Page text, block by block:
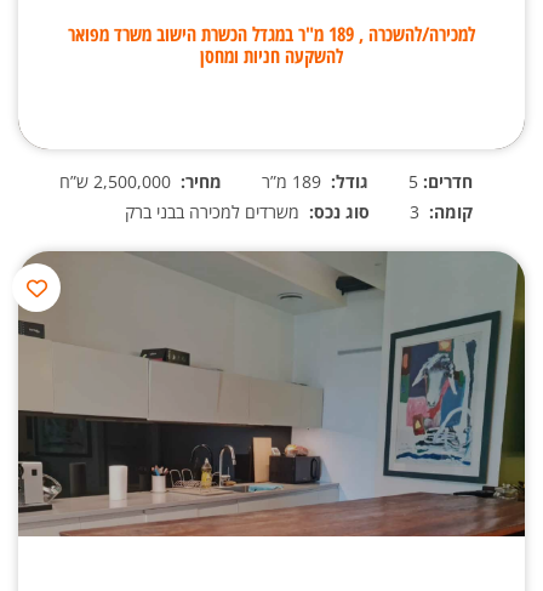
למכירה/להשכרה , 189 מ"ר במגדל הכשרת הישוב משרד מפואר
להשקעה חניות ומחסן
חדרים: גודל: מחיר:
קומה:
סוג נכס: משרדים למכירה בבני ברק